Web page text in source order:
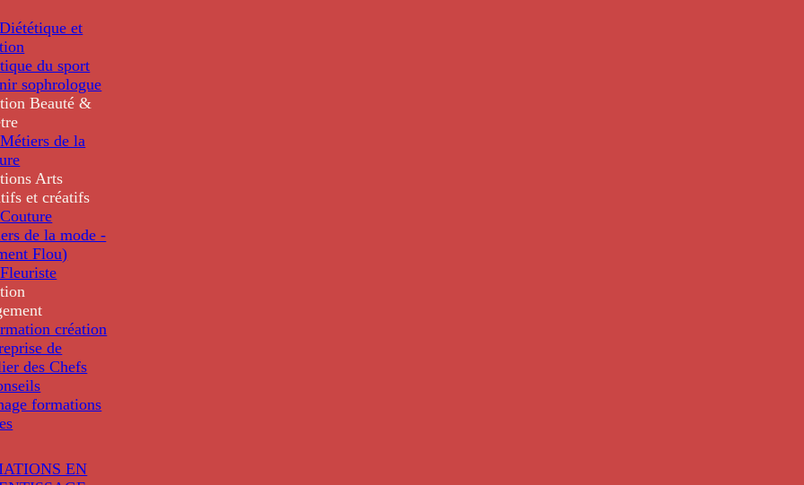
et
du sport
sophrologue
Beauté &
de la
Arts
et créatifs
de la mode -
Flou)
création
de
des Chefs
formations
EN